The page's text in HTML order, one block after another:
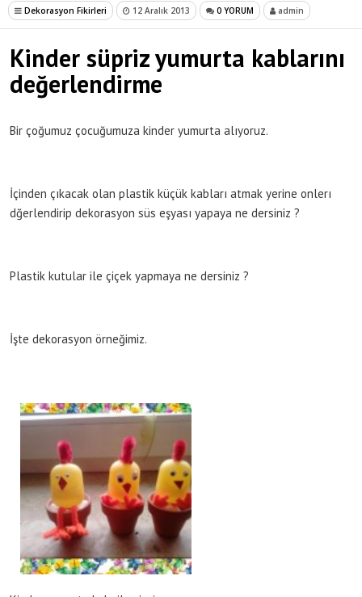
Dekorasyon Fikirleri 12 Aralık 2013 0 YORUM admin
Kinder süpriz yumurta kablarını
değerlendirme
Bir çoğumuz çocuğumuza kinder yumurta alıyoruz.
İçinden çıkacak olan plastik küçük kabları atmak yerine onlerı
dğerlendirip dekorasyon süs eşyası yapaya ne dersiniz ?
Plastik kutular ile çiçek yapmaya ne dersiniz ?
İşte dekorasyon örneğimiz.